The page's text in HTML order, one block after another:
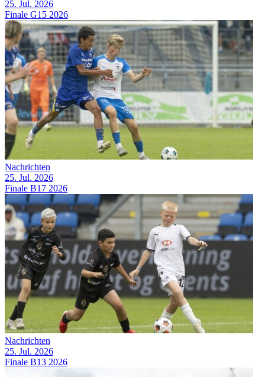
25. Jul. 2026
Finale G15 2026
Nachrichten
25. Jul. 2026
Finale B17 2026
Nachrichten
25. Jul. 2026
Finale B13 2026